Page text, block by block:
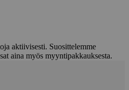
aktiivisesti. Suosittelemme
aina myös myyntipakkauksesta.